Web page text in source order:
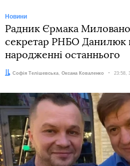
Новини
Радник Єрмака
секретар РНБО Данилюк
народженні останнього
Автори:
Софія Телішевська Оксана Коваленко Дата:
23:58,